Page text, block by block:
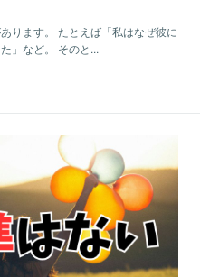
ります。 たとえば「私はなぜ彼に
」など。 そのと...